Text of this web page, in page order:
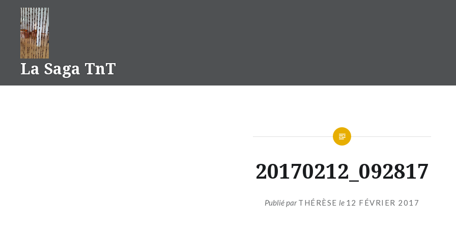
contenu
La Saga TnT
20170212_092817
Publié parTHÉRÈSE le 12 FÉVRIER 2017